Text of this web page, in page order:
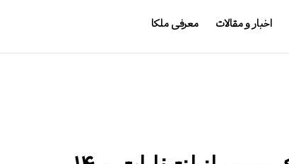
اخبار و مقالات معرفی ملکا